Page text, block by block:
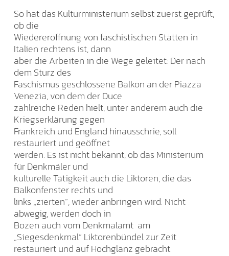
So hat das Kulturministerium selbst zuerst geprüft,
ob die
Wiedereröffnung von faschistischen Stätten in
Italien rechtens ist, dann
aber die Arbeiten in die Wege geleitet: Der nach
dem Sturz des
Faschismus geschlossene Balkon an der Piazza
Venezia, von dem der Duce
zahlreiche Reden hielt, unter anderem auch die
Kriegserklärung gegen
Frankreich und England hinausschrie, soll
restauriert und geöffnet
werden. Es ist nicht bekannt, ob das Ministerium
für Denkmäler und
kulturelle Tätigkeit auch die Liktoren, die das
Balkonfenster rechts und
links „zierten“, wieder anbringen wird. Nicht
abwegig, werden doch in
Bozen auch vom Denkmalamt am
„Siegesdenkmal“ Liktorenbündel zur Zeit
restauriert und auf Hochglanz gebracht.